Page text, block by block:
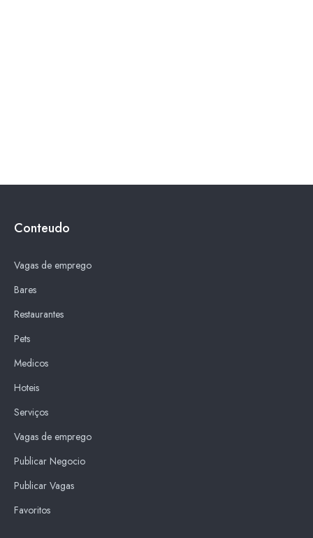
Conteudo
Vagas de emprego
Bares
Restaurantes
Pets
Medicos
Hoteis
Serviços
Vagas de emprego
Publicar Negocio
Publicar Vagas
Favoritos